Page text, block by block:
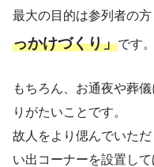
最大の目的は参列者の
っかけづくり」です。
もちろん、お通夜や葬
りがたいことです。
故人をより偲んでいた
い出コーナーを設置して